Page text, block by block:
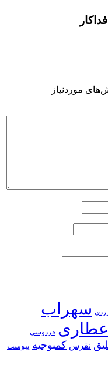
موردنیاز
سهراب
عطاری فردوسی
نقرس کمبوجیه یبوست